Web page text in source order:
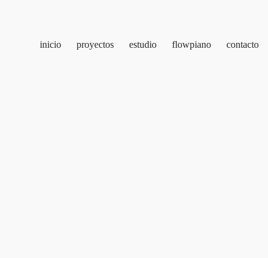
inicio proyectos estudio flowpiano contacto